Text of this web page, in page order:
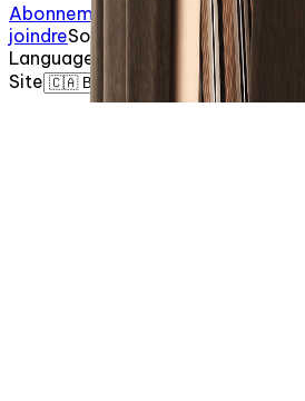
Abonnement d'hébergement
joindreSoutien
Language
Site